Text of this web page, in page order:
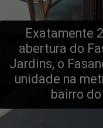
Exatamente
abertura do
Jardins, o
unidade na
bairro